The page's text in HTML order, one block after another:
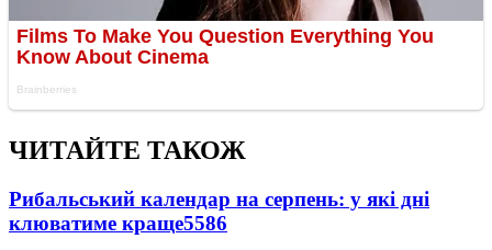
ЧИТАЙТЕ ТАКОЖ
Рибальський календар на серпень: у які дні
клюватиме краще5586